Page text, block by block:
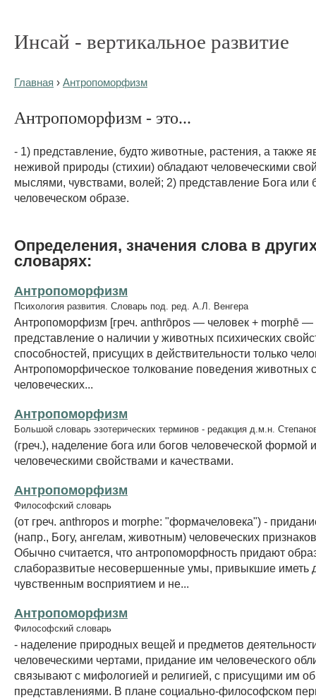
Инсай - вертикальное развитие
Главная › Антропоморфизм
Антропоморфизм - это...
- 1) представление, будто животные, растения, а также
неживой природы (стихии) обладают человеческими
мыслями, чувствами, волей; 2) представление Бога или
человеческом образе.
Определения, значения слова в
словарях:
Антропоморфизм
Психология развития. Словарь под. ред. А.Л. Венгера
Антропоморфизм [греч. anthrōpos — человек + morphē
представление о наличии у животных психических
способностей, присущих в действительности только
Антропоморфическое толкование поведения животных
человеческих...
Антропоморфизм
Большой словарь эзотерических терминов - редакция д.м.н.
(греч.), наделение бога или богов человеческой формой и
человеческими свойствами и качествами.
Антропоморфизм
Философский словарь
(от греч. anthropos и morphe: "формачеловека") -
(напр., Богу, ангелам, животным) человеческих
Обычно считается, что антропоморфность придают
слаборазвитые несовершенные умы, привыкшие иметь
чувственным восприятием и не...
Антропоморфизм
Философский словарь
- наделение природных вещей и предметов
человеческими чертами, придание им человеческого
связывают с мифологией и религией, с присущими им
представлениями. В плане социально-философском